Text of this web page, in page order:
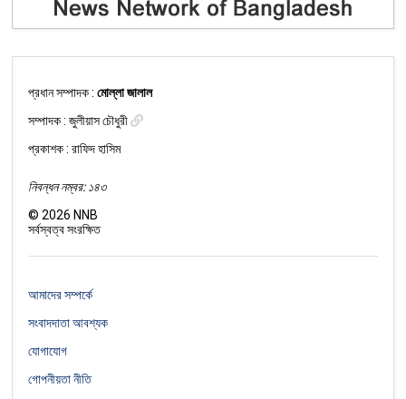
প্রধান সম্পাদক :মোল্লা জালাল
সম্পাদক :জুলীয়াস চৌধুরী
প্রকাশক : রাফিদ হাসিম
নিবন্ধন নম্বর: ১৪৩
©2026 NNB
সর্বস্বত্ব সংরক্ষিত
আমাদের সম্পর্কে
সংবাদদাতা আবশ্যক
যোগাযোগ
গোপনীয়তা নীতি